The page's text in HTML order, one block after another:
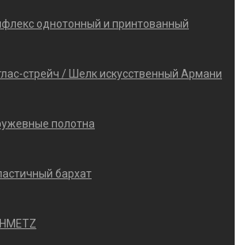
однотонный и принтованный
стрейч / Шелк искусственный Армани
полотна
бархат